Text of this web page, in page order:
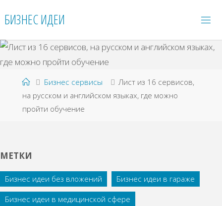
БИЗНЕС ИДЕИ
ГлавнаяБизнес сервисы
Лист из 16 сервисов,
на русском и английском языках, где можно
пройти обучение
МЕТКИ
Бизнес идеи без вложений
Бизнес идеи в гараже
Бизнес идеи в медицинской сфере